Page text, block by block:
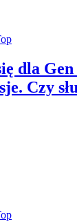
dla Gen
Czy